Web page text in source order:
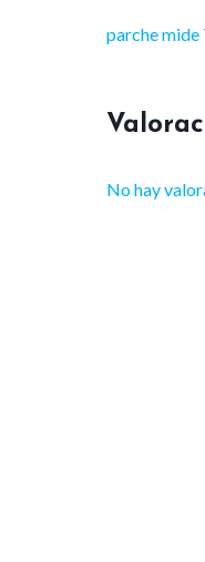
parche mide
No hay